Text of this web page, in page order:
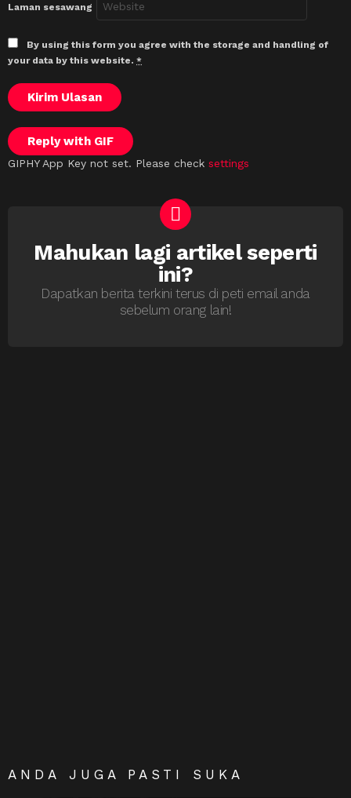
Laman sesawang
By using this form you agree with the storage and handling of
your data by this website. *
Kirim Ulasan
Reply with GIF
GIPHY App Key not set. Please check settings
NEWSLETTER
Mahukan lagi artikel seperti
ini?
Dapatkan berita terkini terus di peti email anda
sebelum orang lain!
ANDA JUGA PASTI SUKA